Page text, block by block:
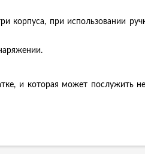
корпуса, при использовании
и которая может послужить